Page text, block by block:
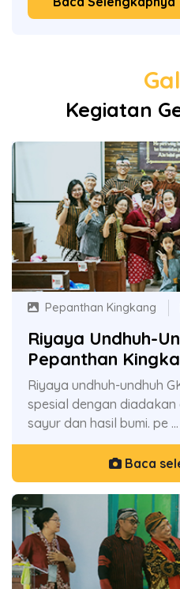
Kegiatan
Pepanthan Kingkang
Riyaya Undhuh-
Pepanthan
Riyaya undhuh-undhuh
spesial dengan
sayur dan hasil bumi. pe ...
Baca